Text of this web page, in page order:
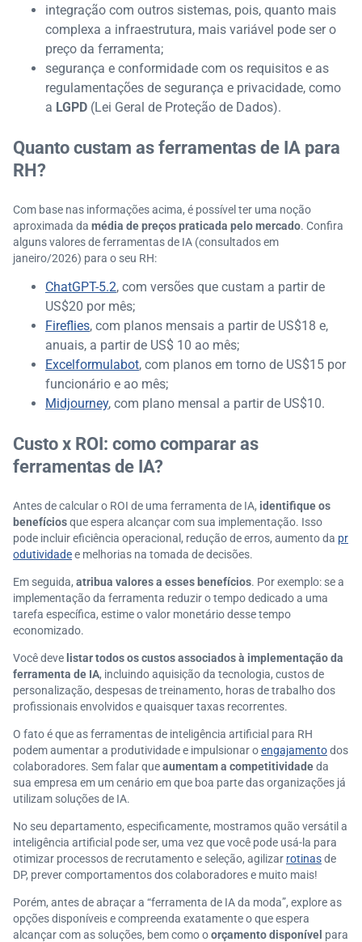
integração com outros sistemas, pois, quanto mais
complexa a infraestrutura, mais variável pode ser o
preço da ferramenta;
segurança e conformidade com os requisitos e as
regulamentações de segurança e privacidade, como
a LGPD (Lei Geral de Proteção de Dados).
Quanto custam as ferramentas de IA para
RH?
Com base nas informações acima, é possível ter uma noção
aproximada da média de preços praticada pelo mercado. Confira
alguns valores de ferramentas de IA (consultados em
janeiro/2026) para o seu RH:
ChatGPT-5.2, com versões que custam a partir de
US$20 por mês;
Fireflies, com planos mensais a partir de US$18 e,
anuais, a partir de US$ 10 ao mês;
Excelformulabot, com planos em torno de US$15 por
funcionário e ao mês;
Midjourney, com plano mensal a partir de US$10.
Custo x ROI: como comparar as
ferramentas de IA?
Antes de calcular o ROI de uma ferramenta de IA, identifique os
benefíciosque espera alcançar com sua implementação. Isso
pode incluir eficiência operacional, redução de erros, aumento da pr
odutividadee melhorias na tomada de decisões.
Em seguida, atribua valores a esses benefícios. Por exemplo: se a
implementação da ferramenta reduzir o tempo dedicado a uma
tarefa específica, estime o valor monetário desse tempo
economizado.
Você deve listar todos os custos associados à implementação da
ferramenta de IA, incluindo aquisição da tecnologia, custos de
personalização, despesas de treinamento, horas de trabalho dos
profissionais envolvidos e quaisquer taxas recorrentes.
O fato é que as ferramentas de inteligência artificial para RH
podem aumentar a produtividade e impulsionar oengajamentodos
colaboradores. Sem falar queaumentam a competitividadeda
sua empresa em um cenário em que boa parte das organizações já
utilizam soluções de IA.
No seu departamento, especificamente, mostramos quão versátil a
inteligência artificial pode ser, uma vez que você pode usá-la para
otimizar processos de recrutamento e seleção, agilizar rotinasde
DP, prever comportamentos dos colaboradores e muito mais!
Porém, antes de abraçar a “ferramenta de IA da moda”, explore as
opções disponíveis e compreenda exatamente o que espera
alcançar com as soluções, bem como oorçamento disponível para